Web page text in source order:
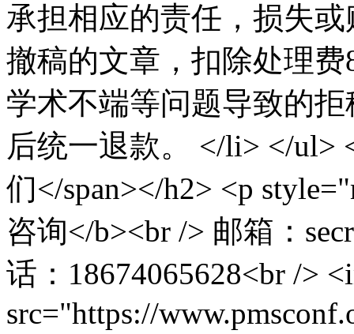
承担相应的责任，损失
撤稿的文章，扣除处理
学术不端等问题导致的
后统一退款。 </li> </ul>
们</span></h2> <p
咨询</b><br /> 邮箱：
话：18674065628<br />
src="https://